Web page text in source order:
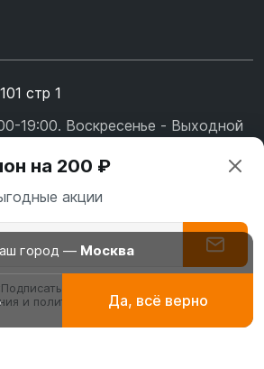
Платья для
молитвы, намаза
стр 1
19:00. Воскресенье - Выходной
на 200 ₽
акции
вы соглашаетесь с
и политикой конфиденциальности
город — Москва
Да, всё верно